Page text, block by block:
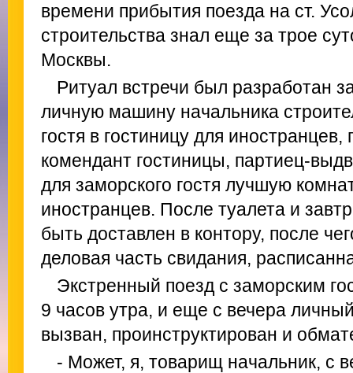
времени прибытия поезда на ст.
строительства знал еще за трое
Москвы.
Ритуал встречи был разработан
личную машину начальника
гостя в гостиницу для иностранцев,
комендант гостиницы, партиец-
для заморского гостя лучшую
иностранцев. После туалета и
быть доставлен в контору, после
деловая часть свидания,
Экстренный поезд с заморским
9 часов утра, и еще с вечера
вызван, проинструктирован и
- Может, я, товарищ начальник, с